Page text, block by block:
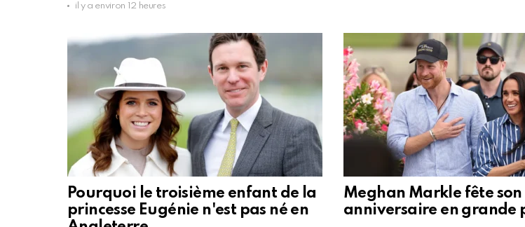
il y a environ 12 heures
Pourquoi le troisième enfant de la
princesse Eugénie n'est pas né en
Meghan Markle fête son
anniversaire en grande